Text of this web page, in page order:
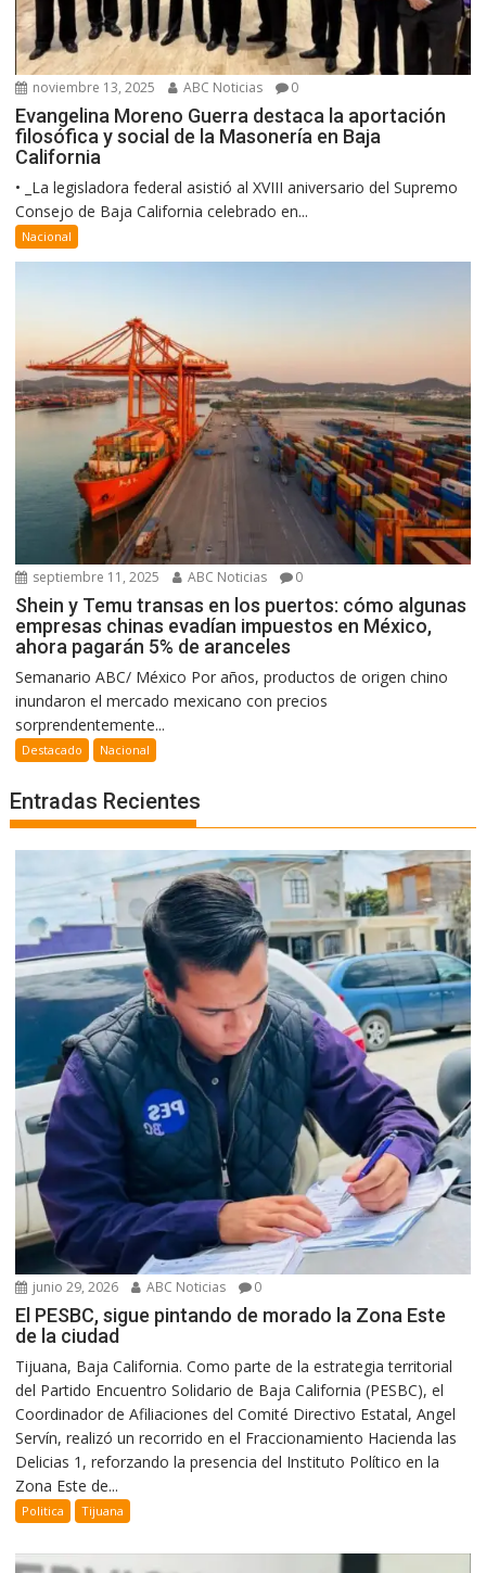
noviembre 13, 2025 ABC Noticias 0
Evangelina Moreno Guerra destaca la aportación
filosófica y social de la Masonería en Baja
California
• _La legisladora federal asistió al XVIII aniversario del Supremo
Consejo de Baja California celebrado en...
Nacional
septiembre 11, 2025 ABC Noticias 0
Shein y Temu transas en los puertos: cómo algunas
empresas chinas evadían impuestos en México,
ahora pagarán 5% de aranceles
Semanario ABC/ México Por años, productos de origen chino
inundaron el mercado mexicano con precios
sorprendentemente...
Destacado Nacional
Entradas Recientes
junio 29, 2026 ABC Noticias 0
El PESBC, sigue pintando de morado la Zona Este
de la ciudad
Tijuana, Baja California. Como parte de la estrategia territorial
del Partido Encuentro Solidario de Baja California (PESBC), el
Coordinador de Afiliaciones del Comité Directivo Estatal, Angel
Servín, realizó un recorrido en el Fraccionamiento Hacienda las
Delicias 1, reforzando la presencia del Instituto Político en la
Zona Este de...
Politica Tijuana